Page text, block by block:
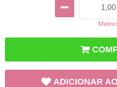
ADICIONAR